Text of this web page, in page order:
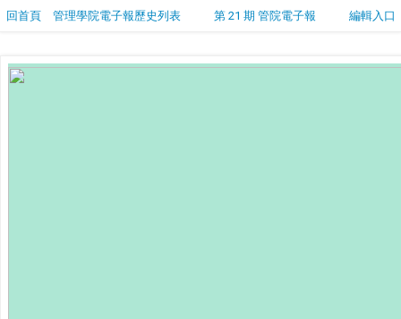
回首頁 管理學院電子報歷史列表 第 21 期 管院電子報 編輯入口